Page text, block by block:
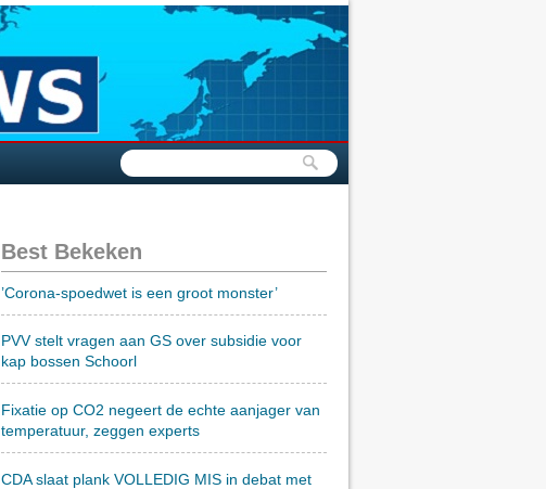
Best Bekeken
’Corona-spoedwet is een groot monster’
PVV stelt vragen aan GS over subsidie voor
kap bossen Schoorl
Fixatie op CO2 negeert de echte aanjager van
temperatuur, zeggen experts
CDA slaat plank VOLLEDIG MIS in debat met